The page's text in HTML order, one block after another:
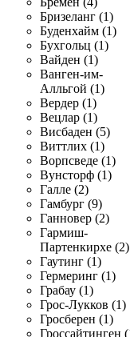
Бризеланг (1)
Буденхайм (1)
Бухгольц (1)
Вайден (1)
Ванген-им-
Алльгой (1)
Вердер (1)
Вецлар (1)
Висбаден (5)
Виттлих (1)
Ворпсведе (1)
Вунсторф (1)
Галле (2)
Гамбург (9)
Ганновер (2)
Гармиш-
Партенкирхе (2)
Гаутинг (1)
Гермеринг (1)
Грабау (1)
Грос-Лукков (1)
Гросберен (1)
Гроссайтинген